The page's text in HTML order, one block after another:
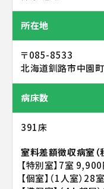
所在地
〒085-8533
北海道釧路市中園
病床数
391床
室料差額徴収病室（
【特別室】7室
【個室】（1人室）